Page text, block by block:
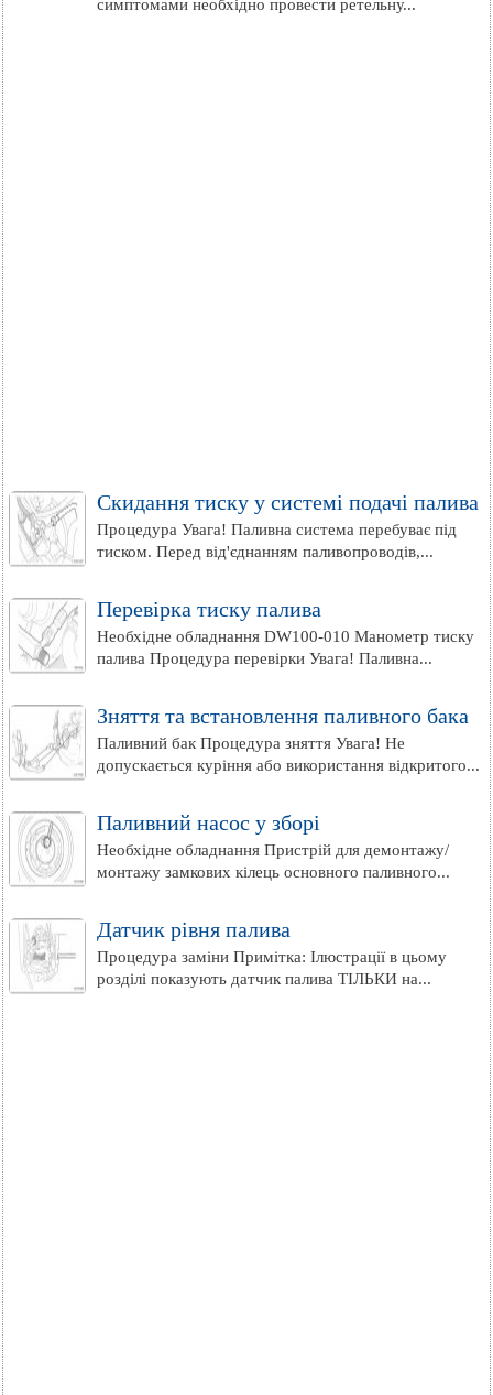
симптомами необхідно провести ретельну...
Скидання тиску у системі подачі палива
Процедура Увага! Паливна система перебуває під
тиском. Перед від'єднанням паливопроводів,...
Перевірка тиску палива
Необхідне обладнання DW100-010 Манометр тиску
палива Процедура перевірки Увага! Паливна...
Зняття та встановлення паливного бака
Паливний бак Процедура зняття Увага! Не
допускається куріння або використання відкритого...
Паливний насос у зборі
Необхідне обладнання Пристрій для демонтажу/
монтажу замкових кілець основного паливного...
Датчик рівня палива
Процедура заміни Примітка: Ілюстрації в цьому
розділі показують датчик палива ТІЛЬКИ на...